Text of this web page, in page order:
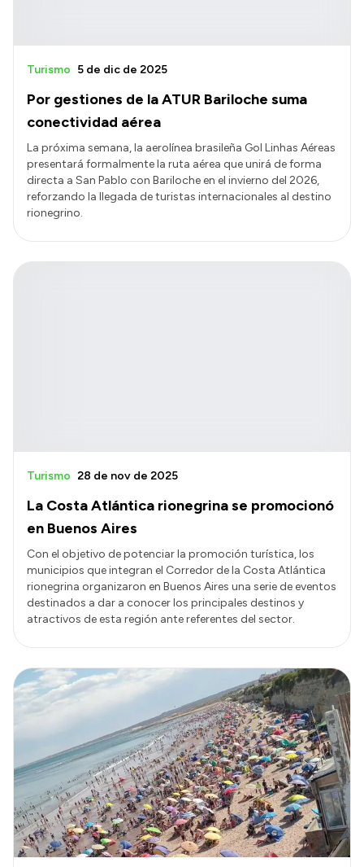
Por gestiones de la ATUR Bariloche suma
conectividad aérea
Turismo 5 de dic de 2025
La próxima semana, la aerolínea brasileña Gol Linhas Aéreas
presentará formalmente la ruta aérea que unirá de forma
directa a San Pablo con Bariloche en el invierno del 2026,
reforzando la llegada de turistas internacionales al destino
rionegrino.
La Costa Atlántica rionegrina se promocionó
en Buenos Aires
Turismo 28 de nov de 2025
Con el objetivo de potenciar la promoción turística, los
municipios que integran el Corredor de la Costa Atlántica
rionegrina organizaron en Buenos Aires una serie de eventos
destinados a dar a conocer los principales destinos y
atractivos de esta región ante referentes del sector.